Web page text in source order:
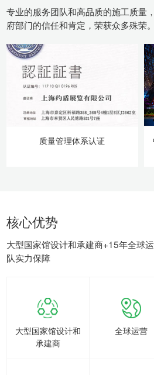
专业的服务团队和高品质的施工质量
府部门的信任和肯定，荣获众多殊荣。
质量管理体系认证
核心优势
大型国家馆设计和承建商+15年全球
队实力保障
大型国家馆设计和
承建商
全球运营